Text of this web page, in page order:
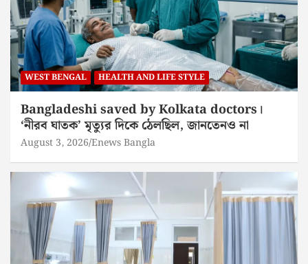
WEST BENGAL HEALTH AND LIFE STYLE
Bangladeshi saved by Kolkata doctors।
‘নীরব ঘাতক’ মৃত্যুর দিকে ঠেলছিল, জানতেনও না
August 3, 2026 Enews Bangla